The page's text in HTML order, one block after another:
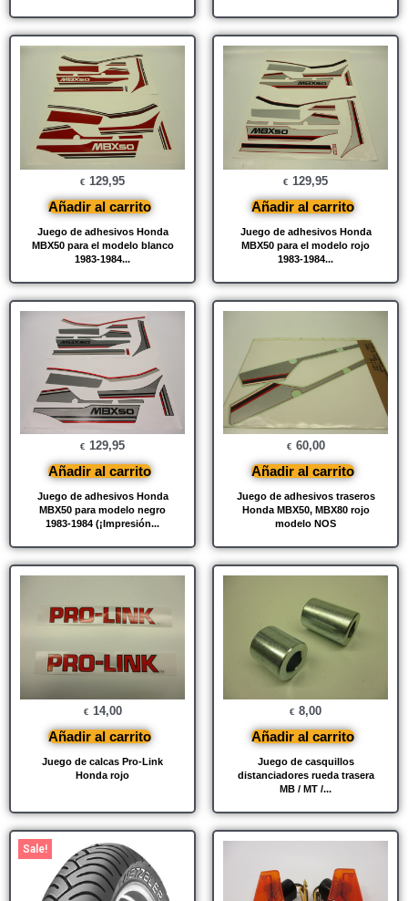
Juego de adhesivos Honda
MBX50 para el modelo blanco
1983-1984...
€ 129,95
Añadir al carrito
Juego de adhesivos Honda
MBX50 para el modelo rojo
1983-1984...
€ 129,95
Añadir al carrito
Juego de adhesivos Honda
MBX50 para modelo negro
1983-1984 (¡Impresión...
€ 129,95
Añadir al carrito
Juego de adhesivos traseros
Honda MBX50, MBX80 rojo
modelo NOS
€ 60,00
Añadir al carrito
Juego de calcas Pro-Link
Honda rojo
€ 14,00
Añadir al carrito
Juego de casquillos
distanciadores rueda trasera
MB / MT /...
€ 8,00
Añadir al carrito
Sale!
El
precio
original
era:
El
actual
es: